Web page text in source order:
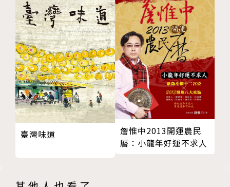
冬瓜蛤蠣湯
蔬菜巫婆湯
竹笙雞湯
Chapter2 飽足麵粥
羊肉片粥
麻油麵線
山藥排骨粥
百菇粥
地瓜粥
菠菜糙米粥
山藥南瓜粥
臺灣味道
詹惟中2013開運農民
曆：小龍年好運不求人